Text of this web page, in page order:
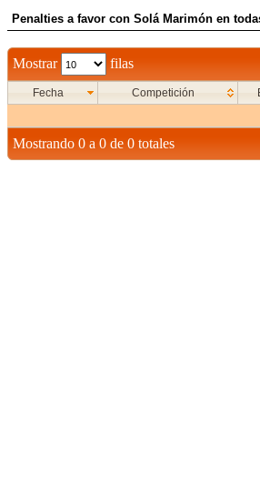
Penalties a favor con Solá Marimón en
Mostrar filas
Fecha Competición
Mostrando 0 a 0 de 0 totales